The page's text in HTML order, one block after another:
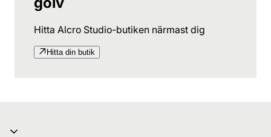
Hitta Alcro Studio-butiken närmast dig
Hitta din butik